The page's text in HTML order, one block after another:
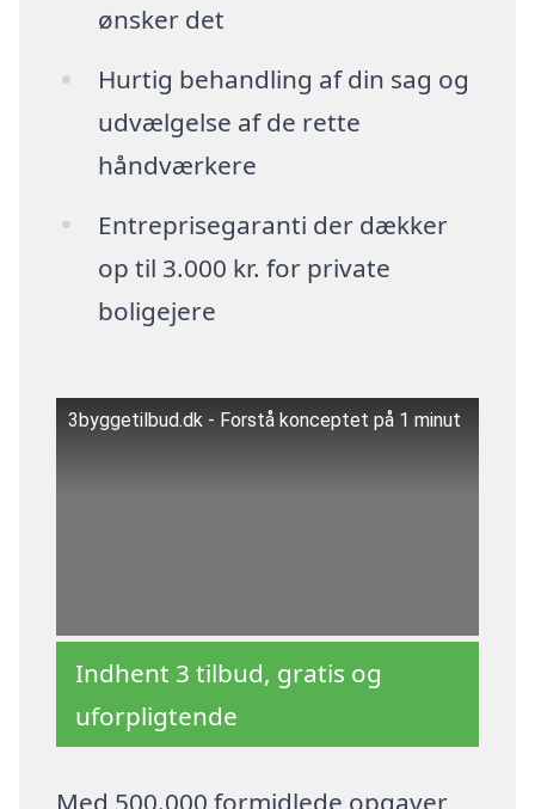
ønsker det
Hurtig behandling af din sag og
udvælgelse af de rette
håndværkere
Entreprisegaranti der dækker
op til 3.000 kr. for private
boligejere
3byggetilbud.dk - Forstå konceptet på 1 minut
Indhent 3 tilbud, gratis og
uforpligtende
Med 500.000 formidlede opgaver